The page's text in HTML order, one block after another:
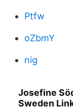
Ptfw
oZbmY
nig
Josefine
Sweden